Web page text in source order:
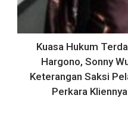
Kuasa Hukum
Hargono, Sonny
Keterangan Saksi
Perkara